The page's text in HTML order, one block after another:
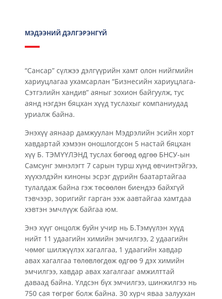
МЭДЭЭНИЙ ДЭЛГЭРЭНГҮЙ
“Сансар” сүлжээ дэлгүүрийн хамт олон нийгмийн
хариуцлагаа ухамсарлан “Бизнесийн хариуцлага-
Сэтгэлийн хандив” аяныг зохион байгуулж, тус
аянд нэгдэн бяцхан хүүд туслахыг компаниудад
уриалж байна.
Энэхүү аянаар дамжуулан Мэдрэлийн эсийн хорт
хавдартай хэмээн оношлогдсон 5 настай бяцхан
хүү Б. ТЭМҮҮЛЭНД туслах бөгөөд өдгөө БНСУ-ын
Самсунг эмнэлэгт 7 сарын турш хүнд өвчинтэйгээ,
хүүхэлдэйн киноны эсрэг дүрийн баатартайгаа
тулалдаж байна гэж төсөөлөн биендээ байхгүй
тэвчээр, зоригийг гарган ээж аавтайгаа хамтдаа
хэвтэн эмчлүүж байгаа юм.
Энэ хүүг онцолж буйн учир нь Б.Тэмүүлэн хүүд
нийт 11 удаагийн химийн эмчилгээ, 2 удаагийн
чөмөг шилжүүлэх хагалгаа, 1 удаагийн хавдар
авах хагалгаа төлөвлөгдөж өдгөө 9 дэх химийн
эмчилгээ, хавдар авах хагалгааг амжилттай
даваад байна. Үлдсэн бүх эмчилгээ, шинжилгээ нь
750 сая төгрөг болж байна. 30 хүрч яваа залуухан